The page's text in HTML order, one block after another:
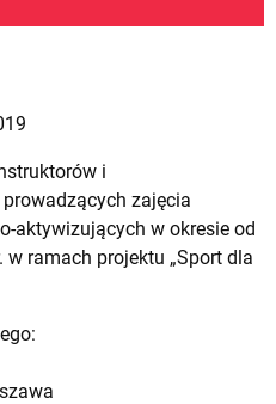
i
zajęcia
aktywizujących w okresie od
ramach projektu „Sport dla